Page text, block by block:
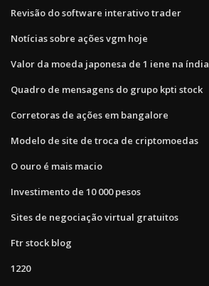
Revisão do software interativo trader
Notícias sobre ações vgm hoje
Valor da moeda japonesa de 1 iene na índia
Quadro de mensagens do grupo kpti stock
Corretoras de ações em bangalore
Modelo de site de troca de criptomoedas
O ouro é mais macio
Investimento de 10 000 pesos
Sites de negociação virtual gratuitos
Ftr stock blog
1220